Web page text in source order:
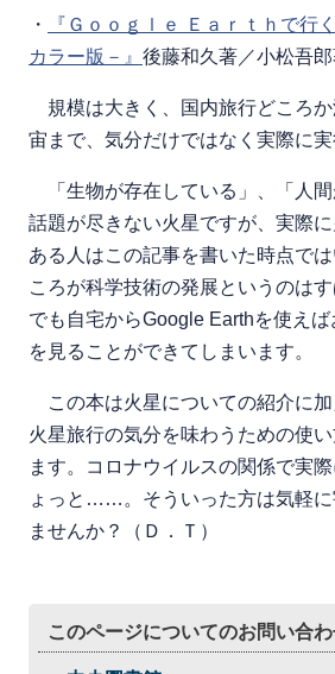
・
『Ｇｏｏｇｌｅ Ｅａｒｔｈで行
カラー版－』 後藤和久著／小松吾郎
規模は大きく、国内旅行どころ
宙まで、気分だけではなく実際に実
「生物が存在している」、「人
話題が尽きない火星ですが、実際
ある人はこの記事を書いた時点で
ころが科学技術の発展というのは
でも自宅からGoogle Earthを使え
を見ることができてしまいます。
この本は火星についての紹介に
火星旅行の気分を味わうための使
ます。コロナウイルスの関係で実
ょっと……。そういった方は気軽に
ませんか？（Ｄ．Ｔ）
このページについてのお問い合